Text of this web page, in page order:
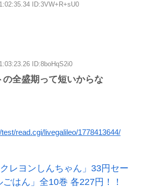
ID:3VW+R+sU0
ID:8boHqS2i0
全盛期って短いからな
read.cgi/livegalileo/1778413644/
クレヨンしんちゃん」33円セー
はん」全10巻 各227円！！